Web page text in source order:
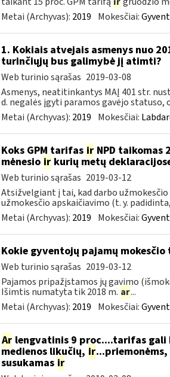
Metai (Archyvas): 2019 Mokesčiai:
1. Kokiais atvejais asmenys nuo
turinčiųjų bus galimybė jį atimti?
Web turinio sąrašas 2019-03-08
Asmenys, neatitinkantys MAĮ 401 str.
d. negalės įgyti paramos gavėjo statuso,
Metai (Archyvas): 2019 Mokesčiai:
Koks GPM tarifas irNPD taikomas
mėnesio irkurių metų
Web turinio sąrašas 2019-03-12
Atsižvelgiant į tai, kad darbo užmokesčio
užmokesčio apskaičiavimo (t. y.
Metai (Archyvas): 2019 Mokesčiai:
Kokie gyventojų pajamų
Web turinio sąrašas 2019-03-12
Pajamos pripažįstamos jų gavimo
Išimtis numatyta tik 2018 m. ar...
Metai (Archyvas): 2019 Mokesčiai:
Arlengvatinis 9 proc....tarifas gali
medienos likučių, ir
susukamas ir